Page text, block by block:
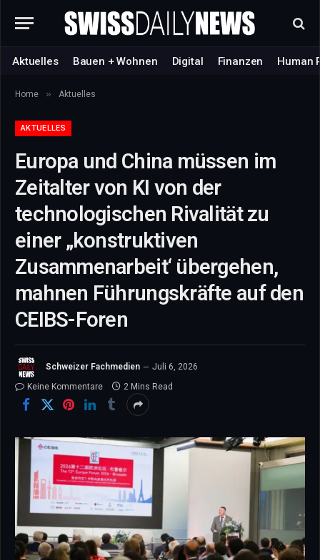
Aktuelles Bauen + Wohnen Digital Finanzen Human
Home » Aktuelles
AKTUELLES
Europa und China müssen im
Zeitalter von KI von der
technologischen Rivalität zu
einer „konstruktiven
Zusammenarbeit‘ übergehen,
mahnen Führungskräfte auf den
CEIBS-Foren
Schweizer Fachmedien
Juli 6, 2026
Keine Kommentare
2 Mins Read